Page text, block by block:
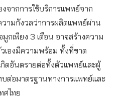
งจากการใช้บริการแพทย์จาก
ามกังวลว่าการผลิตแพทย์ผ่าน
กเพียง 3 เดือน อาจสร้างความ
เองมีความพร้อม ทั้งที่ขาด
กิดอันตรายต่อทั้งตัวแพทย์และผู้
ต่อมาตรฐานทางการแพทย์และ
ศไทย